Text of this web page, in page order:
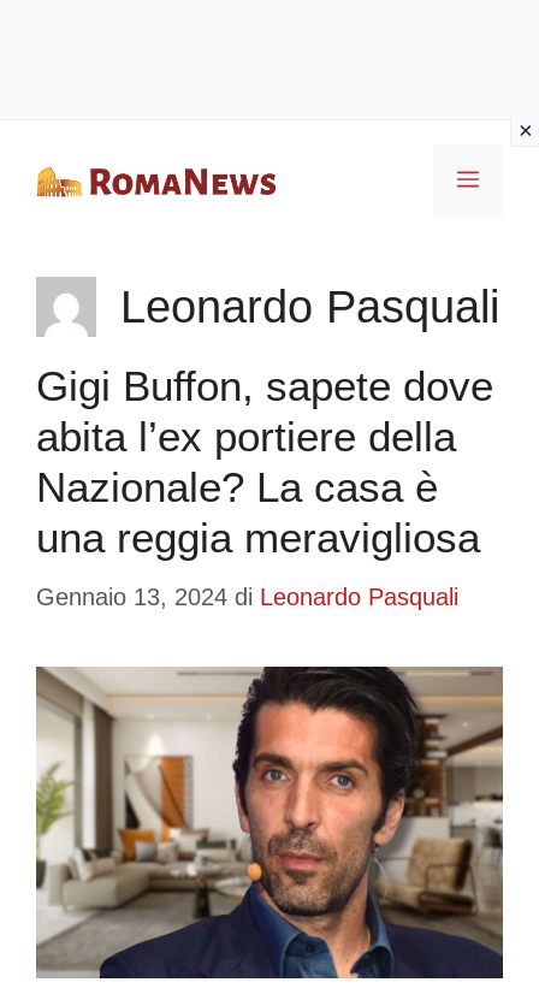
Menu
Leonardo Pasquali
Gigi Buffon, sapete dove
abita l’ex portiere della
Nazionale? La casa è
una reggia meravigliosa
Gennaio 13, 2024 di Leonardo Pasquali